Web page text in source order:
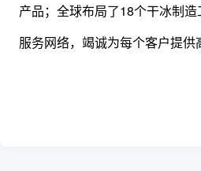
产品；全球布局了18个干冰制
服务网络，竭诚为每个客户提